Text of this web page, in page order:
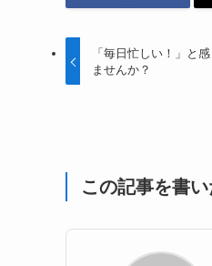
「毎日忙しい！」と
ませんか？
この記事を書い